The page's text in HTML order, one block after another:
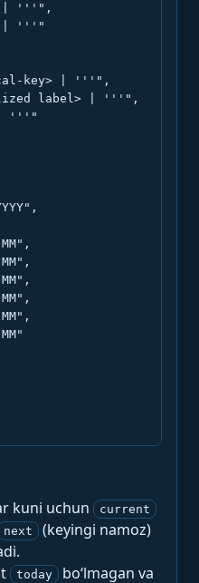
'''",
'''"
key> | '''",
label> | '''",
'''"
kuni uchun current
next
(keyingi namoz)
today
bo‘lmagan va